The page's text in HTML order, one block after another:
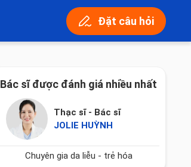
Đặt câu hỏi
Bác sĩ được đánh giá nhiều nhất
Thạc sĩ - Bác sĩ
JOLIE HUỲNH
Chuyên gia da liễu - trẻ hóa